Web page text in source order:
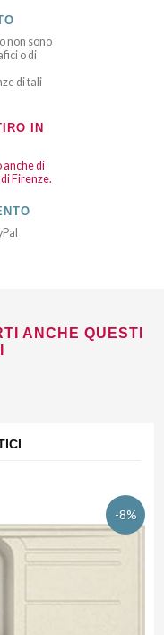
non sono
o di
di tali
IN
anche di
Firenze.
ANCHE QUESTI
-8%